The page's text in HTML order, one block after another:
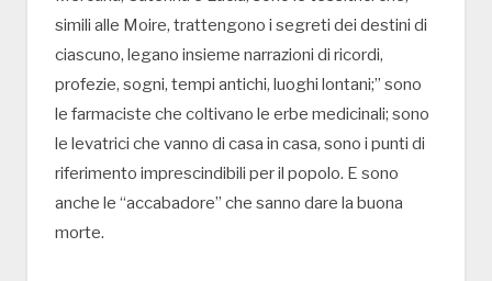
simili alle Moire, trattengono i segreti dei destini di
ciascuno, legano insieme narrazioni di ricordi,
profezie, sogni, tempi antichi, luoghi lontani;” sono
le farmaciste che coltivano le erbe medicinali; sono
le levatrici che vanno di casa in casa, sono i punti di
riferimento imprescindibili per il popolo. E sono
anche le “accabadore” che sanno dare la buona
morte.